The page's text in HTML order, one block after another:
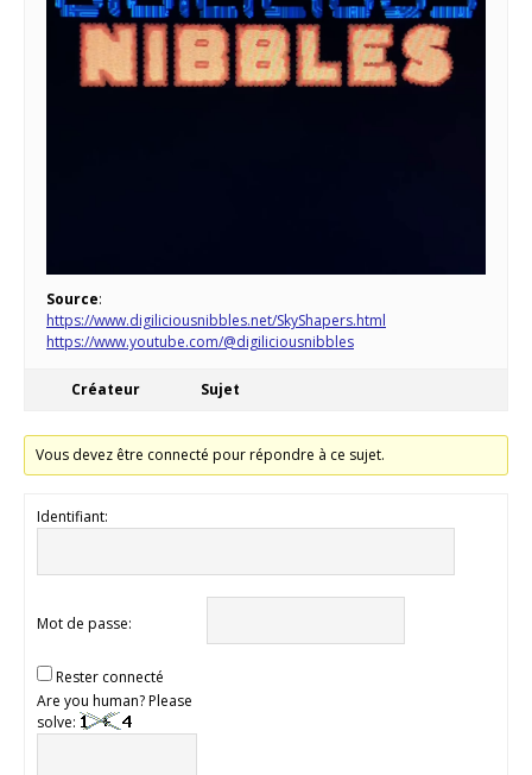
Source:
https://www.digiliciousnibbles.net/SkyShapers.html
https://www.youtube.com/@digiliciousnibbles
Créateur Sujet
Vous devez être connecté pour répondre à ce sujet.
Identifiant:
Mot de passe:
Rester connecté
Are you human? Please
solve: